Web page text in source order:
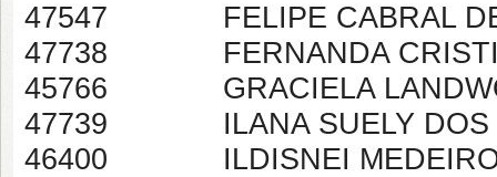
47547 FELIPE CABRAL DE
47738 FERNANDA
45766 GRACIELA
47739 ILANA SUELY DOS
46400 ILDISNEI